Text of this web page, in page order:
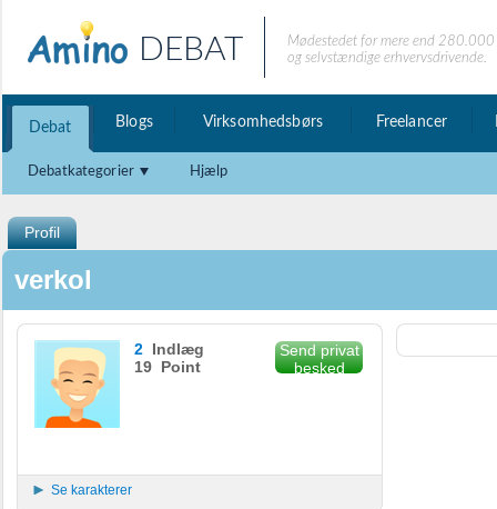
DEBAT
Mødestedet for mere end
og selvstændige erhvervsdrivende.
Debat Blogs Virksomhedsbørs Freelancer
Debatkategorier Hjælp
Profil
verkol
2 Indlæg
19 Point
Send privat
besked
Se karakterer